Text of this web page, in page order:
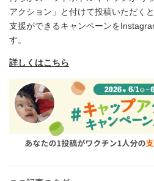
アクション」と付けて投稿いただく
支援ができるキャンペーンを
す。
詳しくはこちら